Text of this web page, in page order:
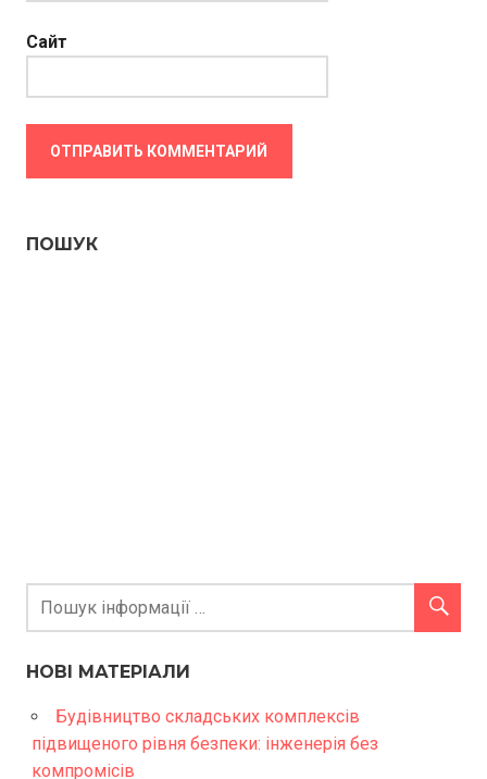
Сайт
ПОШУК
НОВІ МАТЕРІАЛИ
Будівництво складських комплексів
підвищеного рівня безпеки: інженерія без
компромісів